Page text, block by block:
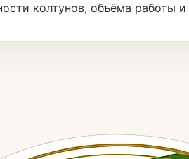
колтунов, объёма работы